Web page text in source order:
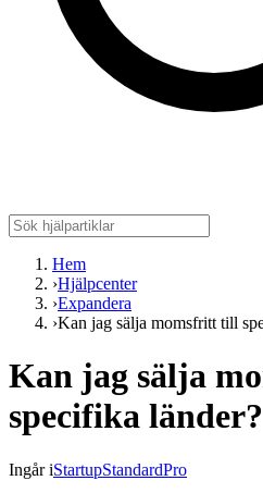
Hem
›Hjälpcenter
›Expandera
›Kan jag sälja momsfritt till
Kan jag sälja
specifika länder?
Ingår iStartupStandardPro